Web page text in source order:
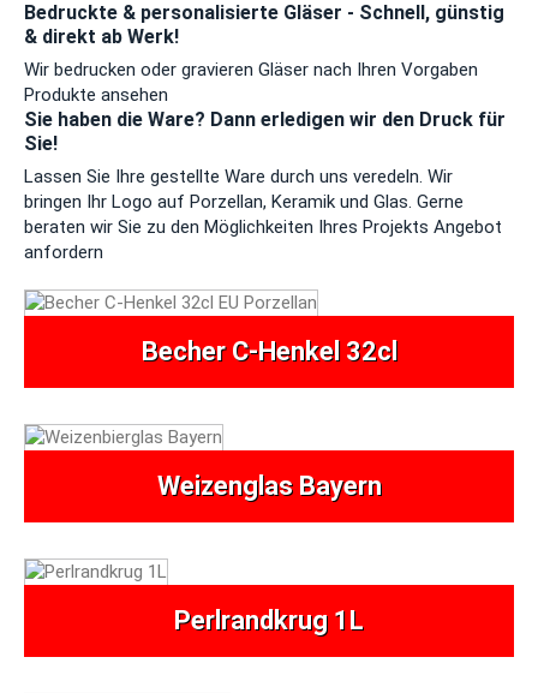
Bedruckte & personalisierte Gläser - Schnell, günstig
& direkt ab Werk!
Wir bedrucken oder gravieren Gläser nach Ihren Vorgaben
Produkte ansehen
Sie haben die Ware? Dann erledigen wir den Druck für
Sie!
Lassen Sie Ihre gestellte Ware durch uns veredeln. Wir
bringen Ihr Logo auf Porzellan, Keramik und Glas. Gerne
beraten wir Sie zu den Möglichkeiten Ihres Projekts Angebot
anfordern
Becher C-Henkel 32cl
Weizenglas Bayern
Perlrandkrug 1L